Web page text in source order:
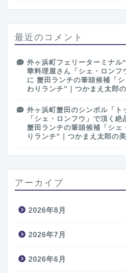
最近のコメント
外ヶ浜町フェリーターミナル
華料理屋さん「シェ・ロンフ
に 蟹田ランチの筆頭候補「
わりランチ”｜つかまえ太郎
外ヶ浜町蟹田のシンボル「ト
「シェ・ロンフウ」で頂く
蟹田ランチの筆頭候補「シェ
りランチ”｜つかまえ太郎の
アーカイブ
2026年8月
2026年7月
2026年6月